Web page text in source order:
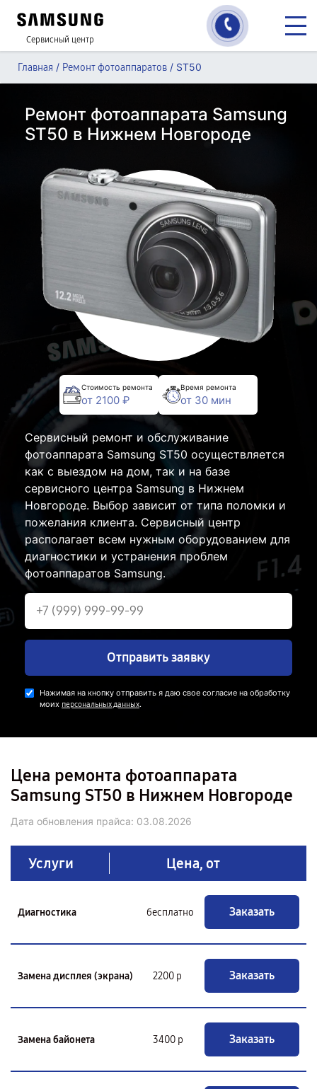
Сервисный центр
Главная / Ремонт фотоаппаратов / ST50
Ремонт фотоаппарата Samsung
ST50 в Нижнем Новгороде
Стоимость ремонта
от 2100 ₽
Время ремонта
от 30 мин
Сервисный ремонт и обслуживание
фотоаппарата Samsung ST50 осуществляется
как с выездом на дом, так и на базе
сервисного центра Samsung в Нижнем
Новгороде. Выбор зависит от типа поломки и
пожелания клиента. Сервисный центр
располагает всем нужным оборудованием для
диагностики и устранения проблем
фотоаппаратов Samsung.
Отправить заявку
Нажимая на кнопку отправить я даю свое согласие на обработку
моих персональных данных.
Цена ремонта фотоаппарата
Samsung ST50 в Нижнем Новгороде
Дата обновления прайса: 03.08.2026
Услуги Цена, от
Диагностика бесплатно Заказать
Замена дисплея (экрана) 2200 р Заказать
Замена байонета 3400 р Заказать